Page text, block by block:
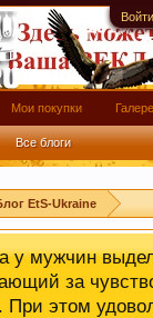
EtS-Ukraine
у мужчин
за
При этом
Мои покупки
Все блоги